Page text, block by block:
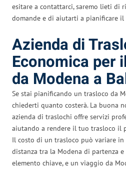
esitare a contattarci, saremo lieti di
domande e di aiutarti a pianificare
Azienda di
Economica per
da Modena a
Se stai pianificando un trasloco da
chiederti quanto costerà. La buona
azienda di traslochi offre servizi
aiutando a rendere il tuo trasloco il
Il costo di un trasloco può variare in
distanza tra la Modena di partenza
elemento chiave, e un viaggio da